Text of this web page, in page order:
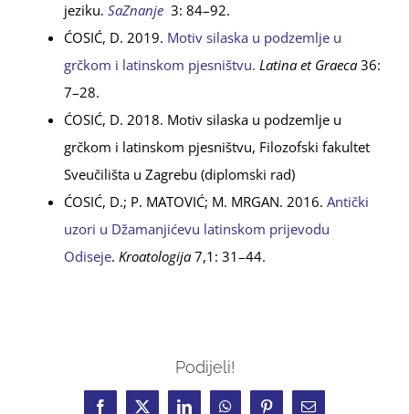
jeziku. SaZnanje 3: 84–92.
ĆOSIĆ, D. 2019. Motiv silaska u podzemlje u
grčkom i latinskom pjesništvu. Latina et Graeca 36:
7–28.
ĆOSIĆ, D. 2018. Motiv silaska u podzemlje u
grčkom i latinskom pjesništvu, Filozofski fakultet
Sveučilišta u Zagrebu (diplomski rad)
ĆOSIĆ, D.; P. MATOVIĆ; M. MRGAN. 2016. Antički
uzori u Džamanjićevu latinskom prijevodu
Odiseje. Kroatologija 7,1: 31–44.
Podijeli!